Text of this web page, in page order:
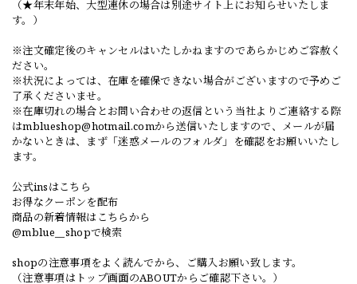
（★年末年始、大型連休の場合は別途サイト上にお知らせいたしま
す。）
※注文確定後のキャンセルはいたしかねますのであらかじめご容赦く
ださい。
※状況によっては、在庫を確保できない場合がございますので予めご
了承くださいませ。
※在庫切れの場合とお問い合わせの返信という当社よりご連絡する際
はmblueshop@hotmail.comから送信いたしますので、メールが届
かないときは、まず「迷惑メールのフォルダ」を確認をお願いいたし
ます。
公式insはこちら
お得なクーポンを配布
商品の新着情報はこちらから
@mblue__shopで検索
shopの注意事項をよく読んでから、ご購入お願い致します。
（注意事項はトップ画面のABOUTからご確認下さい。）